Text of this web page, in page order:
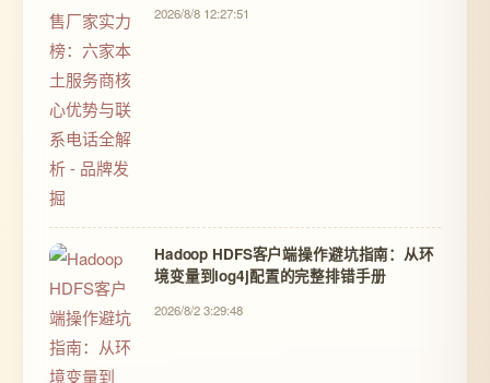
2026/8/8 12:27:51
Hadoop HDFS客户端操作避坑指南：从环
境变量到log4j配置的完整排错手册
2026/8/2 3:29:48